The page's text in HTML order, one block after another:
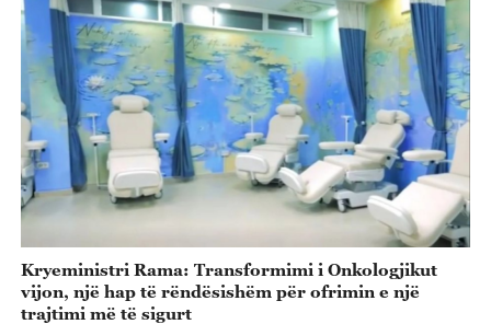
Kryeministri Rama: Transformimi i Onkologjikut
vijon, një hap të rëndësishëm për ofrimin e një
trajtimi më të sigurt